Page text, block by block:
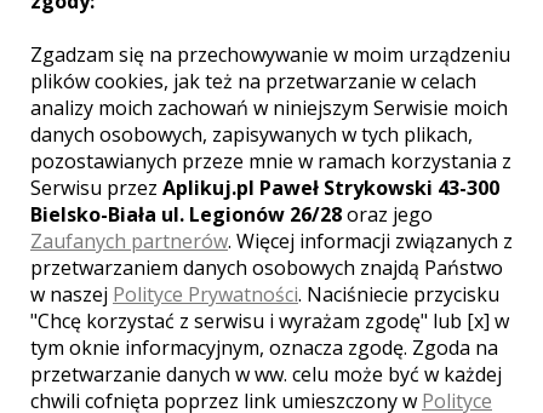
1650 zł/ sesja
Ocena: 0,00 / 5
(0 opinii)
Poleceń: 3
Piękne zdjęcia ważnych chwil...
Serdecznie zapraszam do kontaktu :)
Zobacz więcej
Zgadzam się na przechowywanie w moim urządzeniu
plików cookies, jak też na przetwarzanie w celach
analizy moich zachowań w niniejszym Serwisie moich
danych osobowych, zapisywanych w tych plikach,
pozostawianych przeze mnie w ramach korzystania z
Serwisu przez Aplikuj.pl Paweł Strykowski 43-300
Bielsko-Biała ul. Legionów 26/28oraz jego
Zaufanych partnerów. Więcej informacji związanych z
przetwarzaniem danych osobowych znajdą Państwo
w naszej Polityce Prywatności. Naciśniecie przycisku
"Chcę korzystać z serwisu i wyrażam zgodę" lub [x] w
tym oknie informacyjnym, oznacza zgodę. Zgoda na
przetwarzanie danych w ww. celu może być w każdej
chwili cofnięta poprzez link umieszczony w Polityce